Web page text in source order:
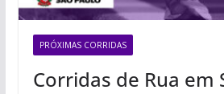
PRÓXIMAS CORRIDAS
Corridas de Rua em